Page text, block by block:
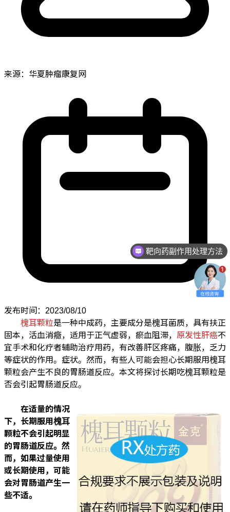
来源：华夏肿瘤康复网
发布时间：2023/08/10
槐耳颗粒是一种中成药，主要成分是槐耳菌质，具有扶正
固本，活血消癥，适用于正气虚弱，瘀血阻滞， 原发性肝癌不
宜手术和化疗者辅助治疗用药，有改善肝区疼痛，腹胀，乏力
等症状的作用。症状。然而，有些人可能会担心长期服用槐耳
颗粒会产生不良的胃肠道反应。本文将探讨长期吃槐耳颗粒是
否会引起胃肠道反应。
在适量的情况
下，长期服用槐耳
颗粒不会引起明显
的胃肠道反应。然
而，如果过量使用
或长期使用，可能
会对胃肠道产生一
些不适。
靶向药副作用处理方法